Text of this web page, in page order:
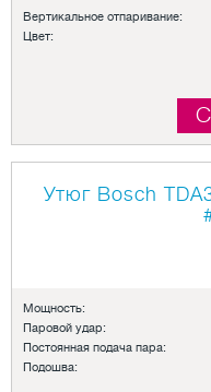
Вертикальное отпаривание:
Цвет:
Утюг Bosch
Мощность:
Паровой удар:
Постоянная подача пара:
Подошва: